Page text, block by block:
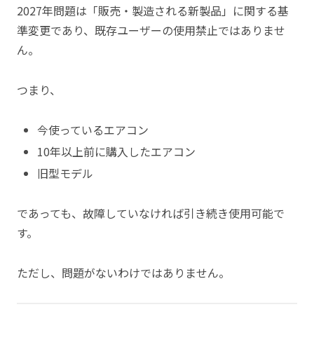
2027年問題は「販売・製造される新製品」に関する基
準変更であり、既存ユーザーの使用禁止ではありませ
ん。
つまり、
今使っているエアコン
10年以上前に購入したエアコン
旧型モデル
であっても、故障していなければ引き続き使用可能で
す。
ただし、問題がないわけではありません。